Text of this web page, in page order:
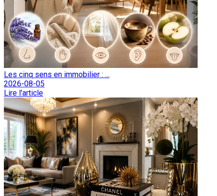
Les cinq sens en immobilier : ...
2026-08-05
Lire l'article